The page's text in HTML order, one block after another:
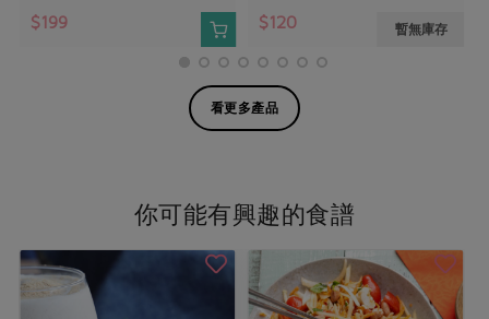
$199 $120 暫無庫存
看更多產品
你可能有興趣的食譜